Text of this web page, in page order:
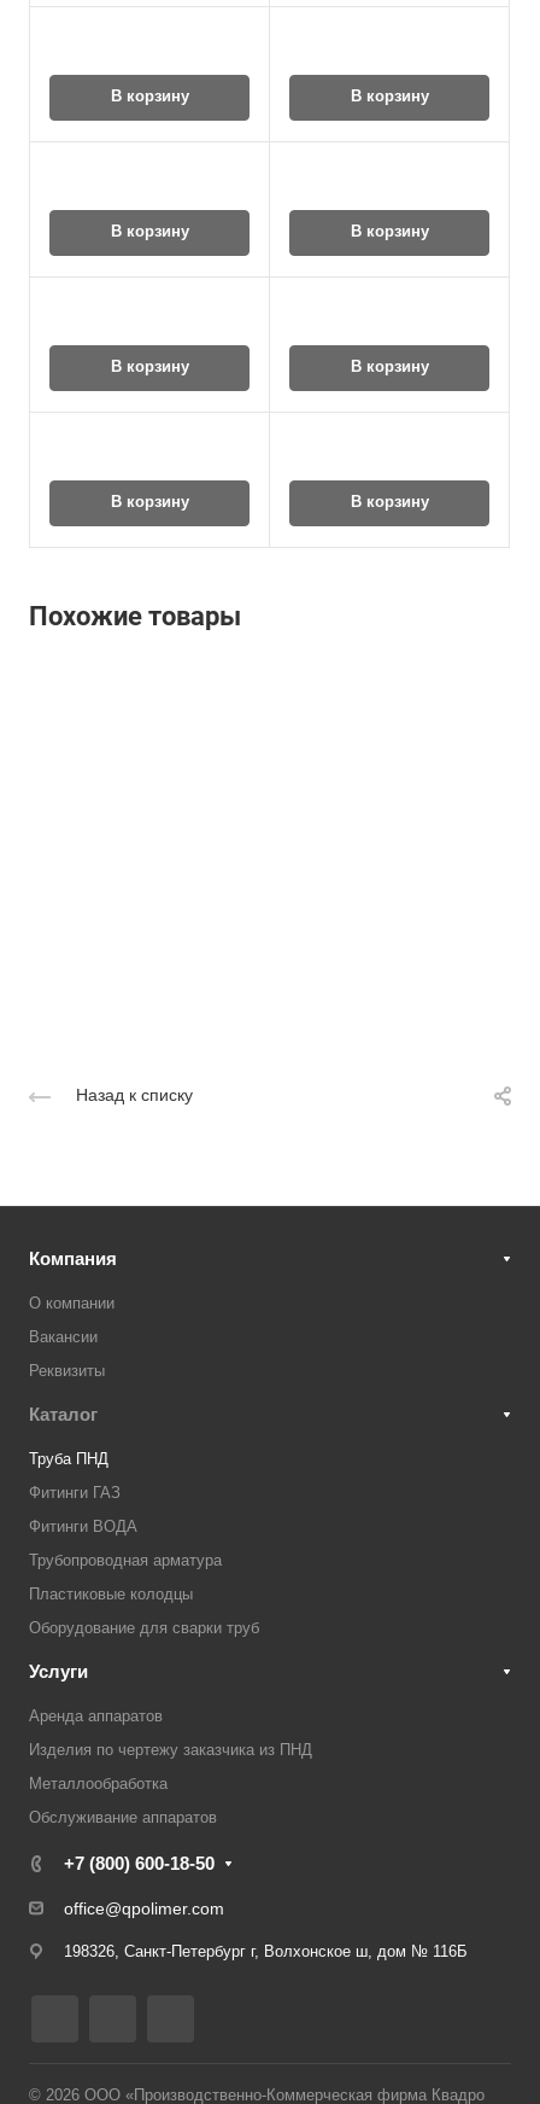
В корзину В корзину
В корзину В корзину
В корзину В корзину
В корзину В корзину
Похожие товары
Назад к списку
Компания
О компании
Вакансии
Реквизиты
Каталог
Труба ПНД
Фитинги ГАЗ
Фитинги ВОДА
Трубопроводная арматура
Пластиковые колодцы
Оборудование для сварки труб
Услуги
Аренда аппаратов
Изделия по чертежу заказчика из ПНД
Металлообработка
Обслуживание аппаратов
+7 (800) 600-18-50
office@qpolimer.com
198326, Санкт-Петербург г, Волхонское ш, дом № 116Б
© 2026 ООО «Производственно-Коммерческая фирма Квадро